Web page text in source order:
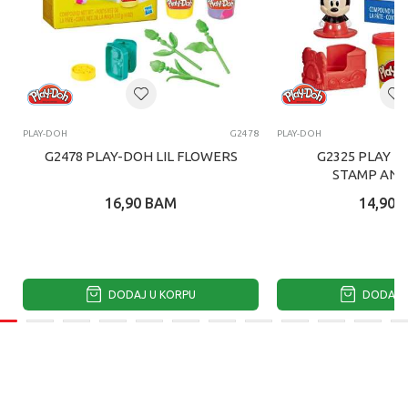
PLAY-DOH G2478
G2478 PLAY-DOH LIL FLOWERS
16,90 BAM
DODAJ U KORPU
PLAY-DOH
G2325 PLAY
STAMP
14,90
DODAJ